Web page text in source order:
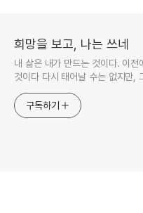
희망을 보고, 나는 쓰네
내 삶은 내가 만드는 것이다. 이전
것이다 다시 태어날 수는 없지만,
구독하기